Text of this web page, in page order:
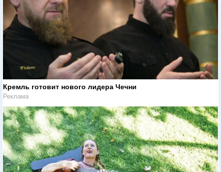
Кремль готовит нового лидера Чечни
Реклама